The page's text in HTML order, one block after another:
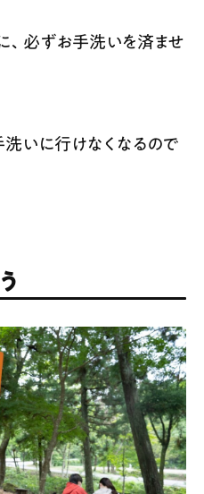
、必ずお手洗いを済ませ
洗いに行けなくなるので